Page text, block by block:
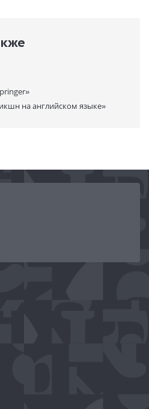
the molecular basis for thyroid
of the genetics of inherited
videoscopic approach to the
covered.
на английском языке»